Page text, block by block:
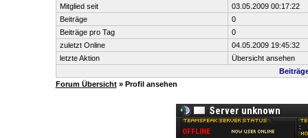
Mitglied seit
03.05.2009 00:17:22
Beiträge
0
Beiträge pro Tag
0
zuletzt Online
04.05.2009 19:45:32
letzte Aktion
Übersicht ansehen
Forum Übersicht» Profil ansehen